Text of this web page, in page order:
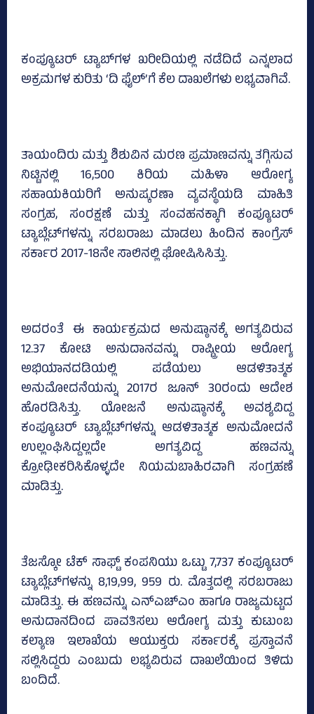
ಕಂಪ್ಯೂಟರ್‌ ಟ್ಯಾಬ್‌ಗಳ ಖರೀದಿಯಲ್ಲಿ ನಡೆದಿದೆ ಎನ್ನಲಾದ
ಅಕ್ರಮಗಳ ಕುರಿತು ‘ದಿ ಫೈಲ್‌’ಗೆ ಕೆಲ ದಾಖಲೆಗಳು ಲಭ್ಯವಾಗಿವೆ.
ತಾಯಂದಿರು ಮತ್ತು ಶಿಶುವಿನ ಮರಣ ಪ್ರಮಾಣವನ್ನು ತಗ್ಗಿಸುವ
ನಿಟ್ಟಿನಲ್ಲಿ 16,500 ಕಿರಿಯ ಮಹಿಳಾ ಆರೋಗ್ಯ
ಸಹಾಯಕಿಯರಿಗೆ ಅನುಷ್ಕರಣಾ ವ್ಯವಸ್ಥೆಯಡಿ ಮಾಹಿತಿ
ಸಂಗ್ರಹ, ಸಂರಕ್ಷಣೆ ಮತ್ತು ಸಂವಹನಕ್ಕಾಗಿ ಕಂಪ್ಯೂಟರ್
ಟ್ಯಾಬ್ಲೆಟ್‌ಗಳನ್ನು ಸರಬರಾಜು ಮಾಡಲು ಹಿಂದಿನ ಕಾಂಗ್ರೆಸ್‌
ಸರ್ಕಾರ 2017-18ನೇ ಸಾಲಿನಲ್ಲಿ ಘೋಷಿಸಿಸಿತ್ತು.
ಅದರಂತೆ ಈ ಕಾರ್ಯಕ್ರಮದ ಅನುಷ್ಠಾನಕ್ಕೆ ಅಗತ್ಯವಿರುವ
12.37 ಕೋಟಿ ಅನುದಾನವನ್ನು ರಾಷ್ಟ್ರೀಯ ಆರೋಗ್ಯ
ಅಭಿಯಾನದಡಿಯಲ್ಲಿ ಪಡೆಯಲು ಆಡಳಿತಾತ್ಮಕ
ಅನುಮೋದನೆಯನ್ನು 2017ರ ಜೂನ್‌ 30ರಂದು ಆದೇಶ
ಹೊರಡಿಸಿತ್ತು. ಯೋಜನೆ ಅನುಷ್ಠಾನಕ್ಕೆ ಅವಶ್ಯವಿದ್ದ
ಕಂಪ್ಯೂಟರ್‌ ಟ್ಯಾಬ್ಲೆಟ್‌ಗಳನ್ನು ಆಡಳಿತಾತ್ಮಕ ಅನುಮೋದನೆ
ಉಲ್ಲಂಘಿಸಿದ್ದಲ್ಲದೇ ಅಗತ್ಯವಿದ್ದ ಹಣವನ್ನು
ಕ್ರೋಢೀಕರಿಸಿಕೊಳ್ಳದೇ ನಿಯಮಬಾಹಿರವಾಗಿ ಸಂಗ್ರಹಣೆ
ಮಾಡಿತ್ತು.
ತೆಜಸ್ಕೋ ಟೆಕ್‌ ಸಾಫ್ಟ್‌ ಕಂಪನಿಯು ಒಟ್ಟು 7,737 ಕಂಪ್ಯೂಟರ್‌
ಟ್ಯಾಬ್ಲೆಟ್‌ಗಳನ್ನು 8,19,99, 959 ರು. ಮೊತ್ತದಲ್ಲಿ ಸರಬರಾಜು
ಮಾಡಿತ್ತು. ಈ ಹಣವನ್ನು ಎನ್‌ಎಚ್‌ಎಂ ಹಾಗೂ ರಾಜ್ಯಮಟ್ಟದ
ಅನುದಾನದಿಂದ ಪಾವತಿಸಲು ಆರೋಗ್ಯ ಮತ್ತು ಕುಟುಂಬ
ಕಲ್ಯಾಣ ಇಲಾಖೆಯ ಆಯುಕ್ತರು ಸರ್ಕಾರಕ್ಕೆ ಪ್ರಸ್ತಾವನೆ
ಸಲ್ಲಿಸಿದ್ದರು ಎಂಬುದು ಲಭ್ಯವಿರುವ ದಾಖಲೆಯಿಂದ ತಿಳಿದು
ಬಂದಿದೆ.